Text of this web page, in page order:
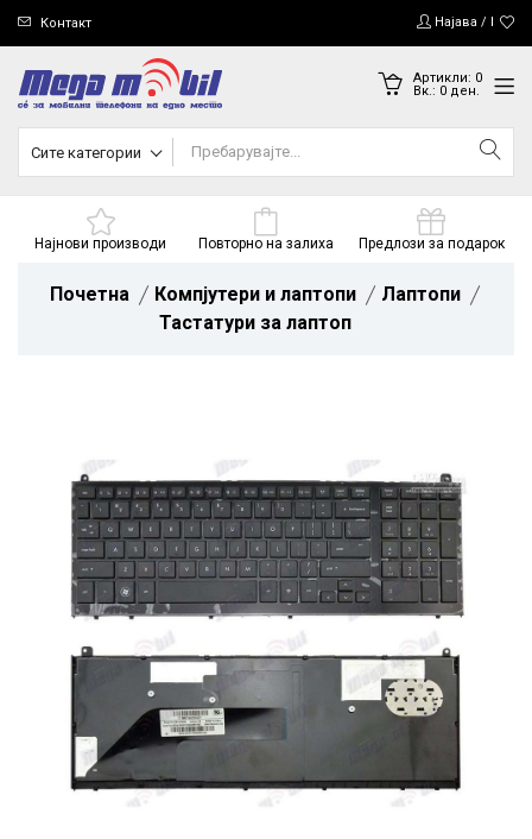
Контакт Најава /
Артикли: 0
Вк.: 0ден.
Сите категории
Најнови производи Повторно на залиха Предлози за подарок
Почетна Компјутери и лаптопи
Лаптопи
Тастатури за лаптоп